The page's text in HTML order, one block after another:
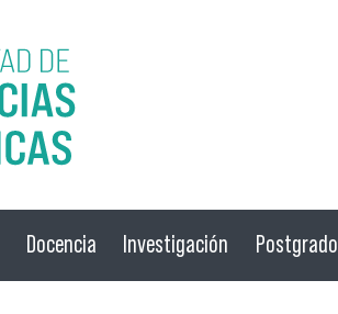
Docencia Investigación Postgrado